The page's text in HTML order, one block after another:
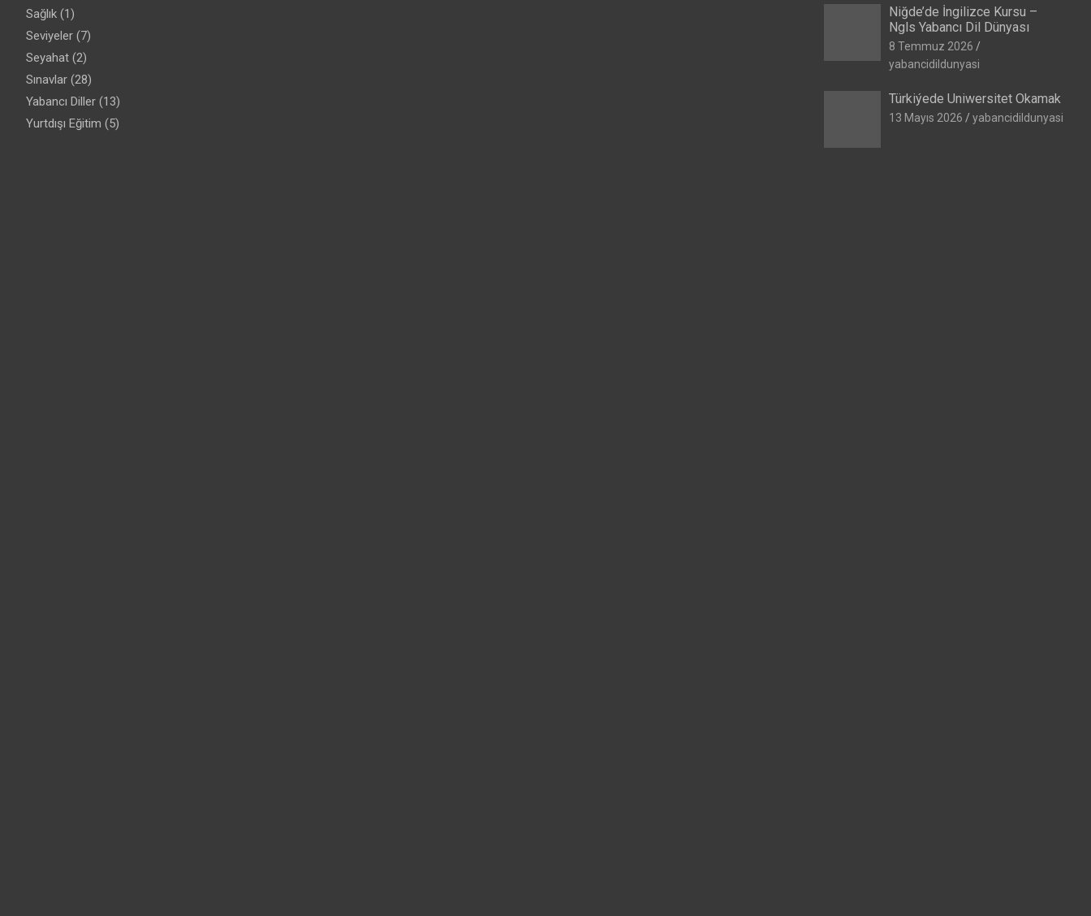
Sağlık (1)
Seviyeler (7)
Seyahat (2)
Sınavlar (28)
Yabancı Diller (13)
Yurtdışı Eğitim (5)
Niğde’de İngilizce Kursu –
Ngls Yabancı Dil Dünyası
8 Temmuz 2026
yabancidildunyasi
Türkiýede Uniwersitet Okamak
13 Mayıs 2026 yabancidildunyasi